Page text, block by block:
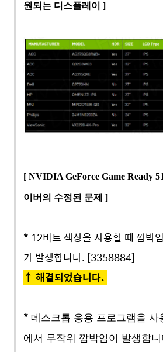
원되는 디스플레이 ]
[ NVIDIA GeForce Game Ready
이버의 수정된 문제 ]
* 12비트 색상을 사용할 때 깜박
가 발생합니다. [3358884]
↑ 해결되었습니다.
* 데스크톱 응용 프로그램을 사
에서 무작위 깜박임이 발생합니